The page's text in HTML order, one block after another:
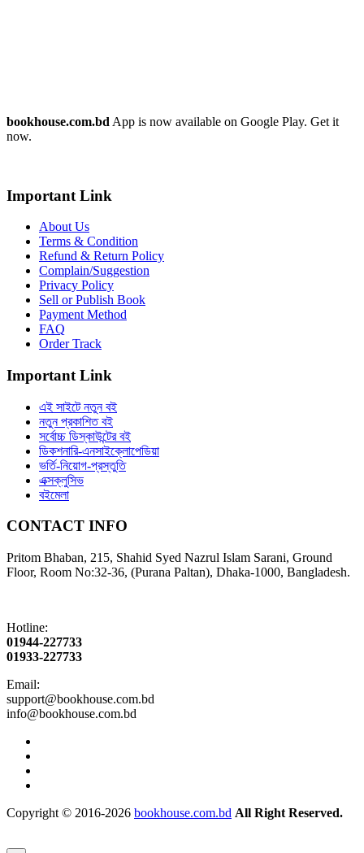
bookhouse.com.bd App is now available on Google Play. Get it
now.
Important Link
About Us
Terms & Condition
Refund & Return Policy
Complain/Suggestion
Privacy Policy
Sell or Publish Book
Payment Method
FAQ
Order Track
Important Link
এই সাইটে নতুন বই
নতুন প্রকাশিত বই
সর্বোচ্চ ডিস্কাউন্টের বই
ডিকশনারি-এনসাইক্লোপেডিয়া
ভর্তি-নিয়োগ-প্রস্তুতি
এক্সক্লুসিভ
বইমেলা
CONTACT INFO
Pritom Bhaban, 215, Shahid Syed Nazrul Islam Sarani, Ground
Floor, Room No:32-36, (Purana Paltan), Dhaka-1000, Bangladesh.
Hotline:
01944-227733
01933-227733
Email:
support@bookhouse.com.bd
info@bookhouse.com.bd
Copyright © 2016-2026 bookhouse.com.bd All Right Reserved.